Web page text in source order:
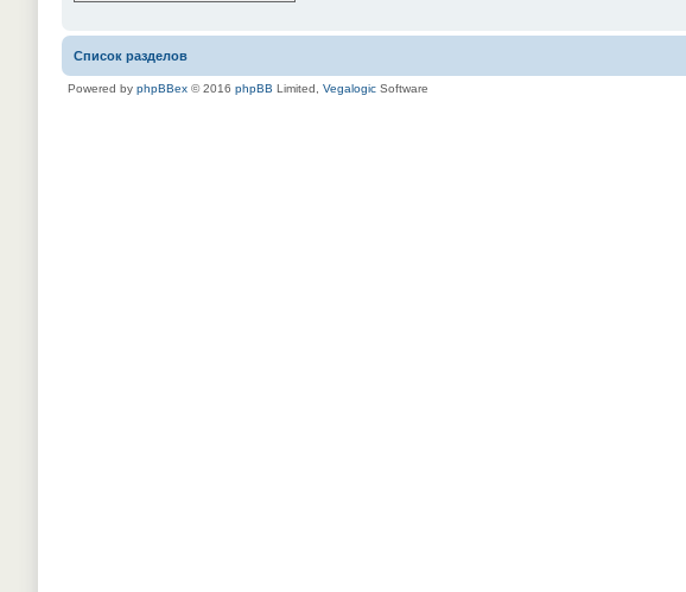
Список разделов
Powered by phpBBex © 2016 phpBB Limited, Vegalogic Software